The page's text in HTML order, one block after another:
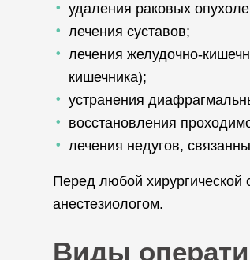
удаления раковых
лечения суставов;
лечения желудочно-
кишечника);
устранения
восстановления
лечения недугов,
Перед любой хирургической
анестезиологом.
Виды